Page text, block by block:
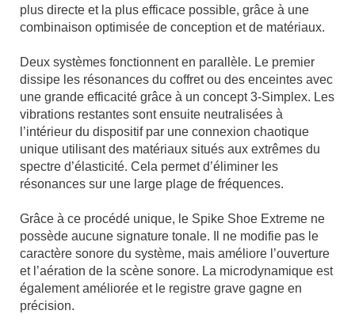
plus directe et la plus efficace possible, grâce à une
combinaison optimisée de conception et de matériaux.
Deux systèmes fonctionnent en parallèle. Le premier
dissipe les résonances du coffret ou des enceintes avec
une grande efficacité grâce à un concept 3-Simplex. Les
vibrations restantes sont ensuite neutralisées à
l’intérieur du dispositif par une connexion chaotique
unique utilisant des matériaux situés aux extrêmes du
spectre d’élasticité. Cela permet d’éliminer les
résonances sur une large plage de fréquences.
Grâce à ce procédé unique, le Spike Shoe Extreme ne
possède aucune signature tonale. Il ne modifie pas le
caractère sonore du système, mais améliore l’ouverture
et l’aération de la scène sonore. La microdynamique est
également améliorée et le registre grave gagne en
précision.